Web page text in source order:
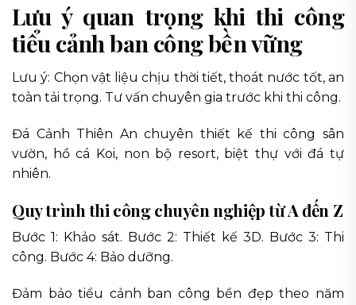
Lưu ý quan trọng khi thi công
tiểu cảnh ban công bền vững
Lưu ý: Chọn vật liệu chịu thời tiết, thoát nước tốt, an
toàn tải trọng. Tư vấn chuyên gia trước khi thi công.
Đá Cảnh Thiên An chuyên thiết kế thi công sân
vườn, hồ cá Koi, non bộ resort, biệt thự với đá tự
nhiên.
Quy trình thi công chuyên nghiệp từ A đến Z
Bước 1: Khảo sát. Bước 2: Thiết kế 3D. Bước 3: Thi
công. Bước 4: Bảo dưỡng.
Đảm bảo tiểu cảnh ban công bền đẹp theo năm